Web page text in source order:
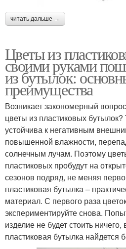
читать дальше →
Цветы из
своими руками
из бутылок:
преимущества
Возникает закономерный
цветы из пластиковых бутылок?
устойчива к негативным
повышенной влажности,
солнечным лучам. Поэтому
пластиковых пробудут на
сезонов подряд, не меняя
пластиковая бутылка –
материал. С первого раза
экспериментируйте снова.
изделие не будет стоить
пластиковая бутылка найдется